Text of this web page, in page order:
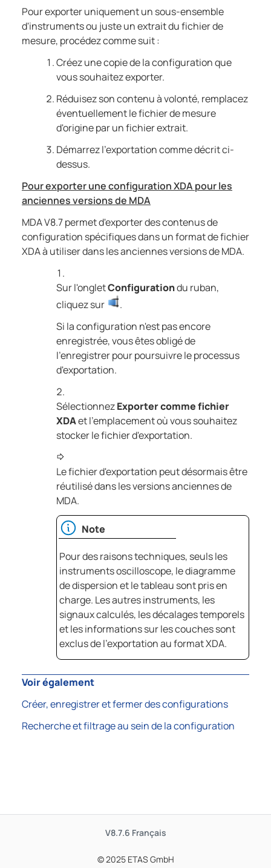
Pour exporter uniquement un sous-ensemble
d'instruments ou juste un extrait du fichier de
mesure, procédez comme suit ​: ​
Créez une copie de la configuration que
vous souhaitez exporter.
Réduisez son contenu à volonté, remplacez
éventuellement le fichier de mesure
d'origine par un fichier extrait.
Démarrez l'exportation comme décrit ci-
dessus.
Pour exporter une configuration XDA pour les
anciennes versions de MDA
MDAV8.7permet d'exporter des contenus de
configuration spécifiques dans un format de fichier
XDA à utiliser dans les anciennes versions deMDA.
Sur l'ongletConfigurationdu ruban,
cliquez sur
.
Si la configuration n'est pas encore
enregistrée, vous êtes obligé de
l'enregistrer pour poursuivre le processus
d'exportation.
SélectionnezExporter comme fichier
XDAet l'emplacement où vous souhaitez
stocker le fichier d'exportation.
Le fichier d'exportation peut désormais être
réutilisé dans les versions anciennes de
MDA.
Note
Pour des raisons techniques, seuls les
instruments oscilloscope, le diagramme
de dispersion et le tableau sont pris en
charge. Les autres instruments, les
signaux calculés, les décalages temporels
et les informations sur les couches sont
exclus de l'exportation au format XDA.
Voir également
Créer, enregistrer et fermer des configurations
Recherche et filtrage au sein de la configuration
V8.7.6 Français
© 2025 ETAS GmbH